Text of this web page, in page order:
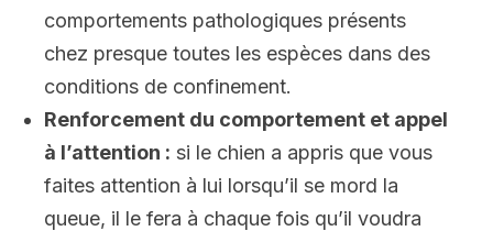
comportements pathologiques présents
chez presque toutes les espèces dans des
conditions de confinement.
Renforcement du comportement et appel
à l’attention : si le chien a appris que vous
faites attention à lui lorsqu’il se mord la
queue, il le fera à chaque fois qu’il voudra